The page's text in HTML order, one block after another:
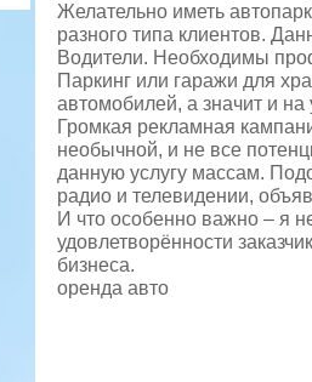
Желательно иметь
разного типа клиентов.
Водители. Необходимы
Паркинг или гаражи для
автомобилей, а значит и на
Громкая рекламная
необычной, и не все
данную услугу массам.
радио и телевидении,
И что особенно важно – я
удовлетворённости
бизнеса.
оренда авто